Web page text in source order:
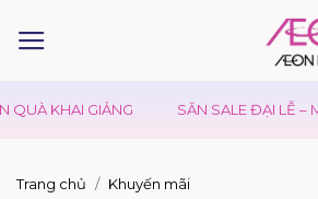
KHAI GIẢNG SĂN SALE ĐẠI LỄ –
Trang chủ
Khuyến mãi